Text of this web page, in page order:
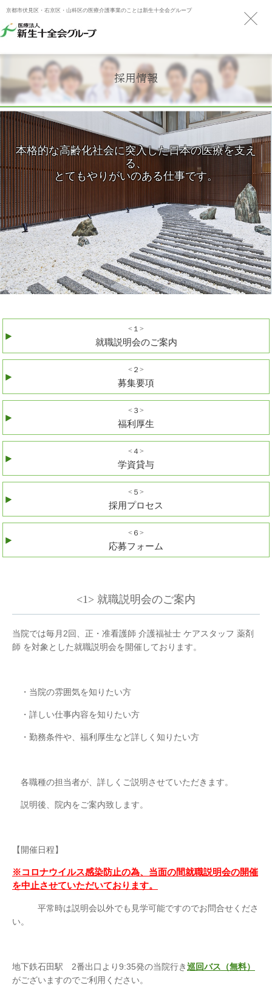
京都市伏見区・右京区・山科区の医療介護事業のことは新生十全会グループ
採用情報
本格的な高齢化社会に突入した日本の医療を支え
る、
とてもやりがいのある仕事です。
<１>
就職説明会のご案内
<２>
募集要項
<３>
福利厚生
<４>
学資貸与
<５>
採用プロセス
<６>
応募フォーム
<1> 就職説明会のご案内
当院では毎月2回、正・准看護師 介護福祉士 ケアスタッフ 薬剤
師 を対象とした就職説明会を開催しております。
・当院の雰囲気を知りたい方
・詳しい仕事内容を知りたい方
・勤務条件や、福利厚生など詳しく知りたい方
各職種の担当者が、詳しくご説明させていただきます。
説明後、院内をご案内致します。
【開催日程】
※コロナウイルス感染防止の為、当面の間就職説明会の開催
を中止させていただいております。
平常時は説明会以外でも見学可能ですのでお問合せくださ
い。
地下鉄石田駅 2番出口より9:35発の当院行き巡回バス（無料）
がございますのでご利用ください。